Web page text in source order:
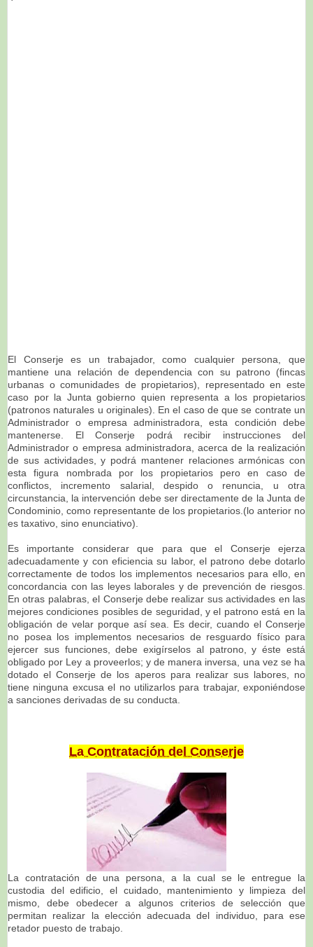
El Conserje es un trabajador, como cualquier persona, que
mantiene una relación de dependencia con su patrono (fincas
urbanas o comunidades de propietarios), representado en este
caso por la Junta gobierno quien representa a los propietarios
(patronos naturales u originales). En el caso de que se contrate un
Administrador o empresa administradora, esta condición debe
mantenerse. El Conserje podrá recibir instrucciones del
Administrador o empresa administradora, acerca de la realización
de sus actividades, y podrá mantener relaciones armónicas con
esta figura nombrada por los propietarios pero en caso de
conflictos, incremento salarial, despido o renuncia, u otra
circunstancia, la intervención debe ser directamente de la Junta de
Condominio, como representante de los propietarios.(lo anterior no
es taxativo, sino enunciativo).
Es importante considerar que para que el Conserje ejerza
adecuadamente y con eficiencia su labor, el patrono debe dotarlo
correctamente de todos los implementos necesarios para ello, en
concordancia con las leyes laborales y de prevención de riesgos.
En otras palabras, el Conserje debe realizar sus actividades en las
mejores condiciones posibles de seguridad, y el patrono está en la
obligación de velar porque así sea. Es decir, cuando el Conserje
no posea los implementos necesarios de resguardo físico para
ejercer sus funciones, debe exigírselos al patrono, y éste está
obligado por Ley a proveerlos; y de manera inversa, una vez se ha
dotado el Conserje de los aperos para realizar sus labores, no
tiene ninguna excusa el no utilizarlos para trabajar, exponiéndose
a sanciones derivadas de su conducta.
La Contratación del Conserje
La contratación de una persona, a la cual se le entregue la
custodia del edificio, el cuidado, mantenimiento y limpieza del
mismo, debe obedecer a algunos criterios de selección que
permitan realizar la elección adecuada del individuo, para ese
retador puesto de trabajo.